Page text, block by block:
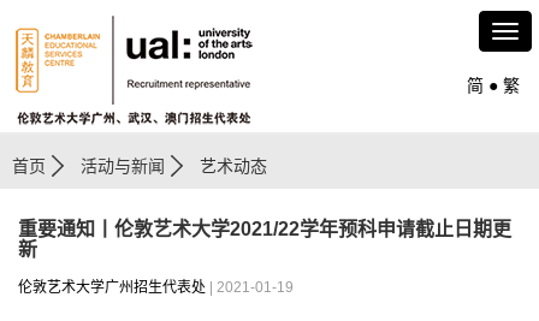
简 ● 繁
首页 活动与新闻 艺术动态
重要通知丨伦敦艺术大学2021/22学年预科申请截止日期更
新
伦敦艺术大学广州招生代表处 | 2021-01-19